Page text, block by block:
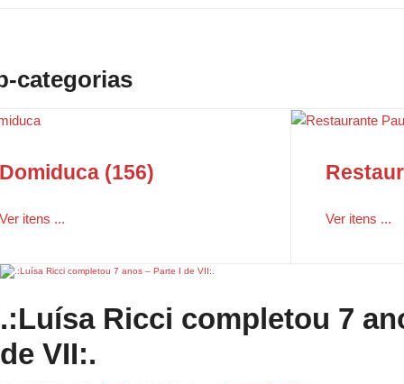
categorias
Domiduca (156)
Ver itens ... Ver itens ...
.:Luísa Ricci completou 7
de VII:.